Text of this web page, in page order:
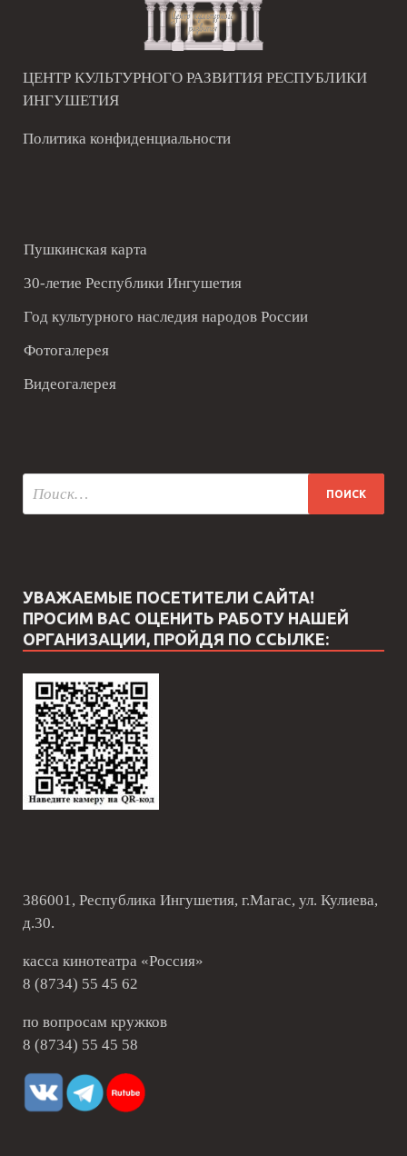
ЦЕНТР КУЛЬТУРНОГО РАЗВИТИЯ РЕСПУБЛИКИ
ИНГУШЕТИЯ
Политика конфиденциальности
Пушкинская карта
30-летие Республики Ингушетия
Год культурного наследия народов России
Фотогалерея
Видеогалерея
УВАЖАЕМЫЕ ПОСЕТИТЕЛИ САЙТА!
ПРОСИМ ВАС ОЦЕНИТЬ РАБОТУ НАШЕЙ
ОРГАНИЗАЦИИ, ПРОЙДЯ ПО ССЫЛКЕ:
386001, Республика Ингушетия, г.Магас, ул. Кулиева,
д.30.
касса кинотеатра «Россия»
8 (8734) 55 45 62
по вопросам кружков
8 (8734) 55 45 58